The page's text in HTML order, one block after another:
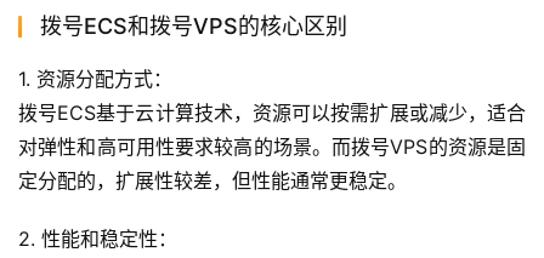
拨号ECS和拨号VPS的核心区别
1. 资源分配方式：
拨号ECS基于云计算技术，资源可以按需扩展或减少，适合
对弹性和高可用性要求较高的场景。而拨号VPS的资源是固
定分配的，扩展性较差，但性能通常更稳定。
2. 性能和稳定性：